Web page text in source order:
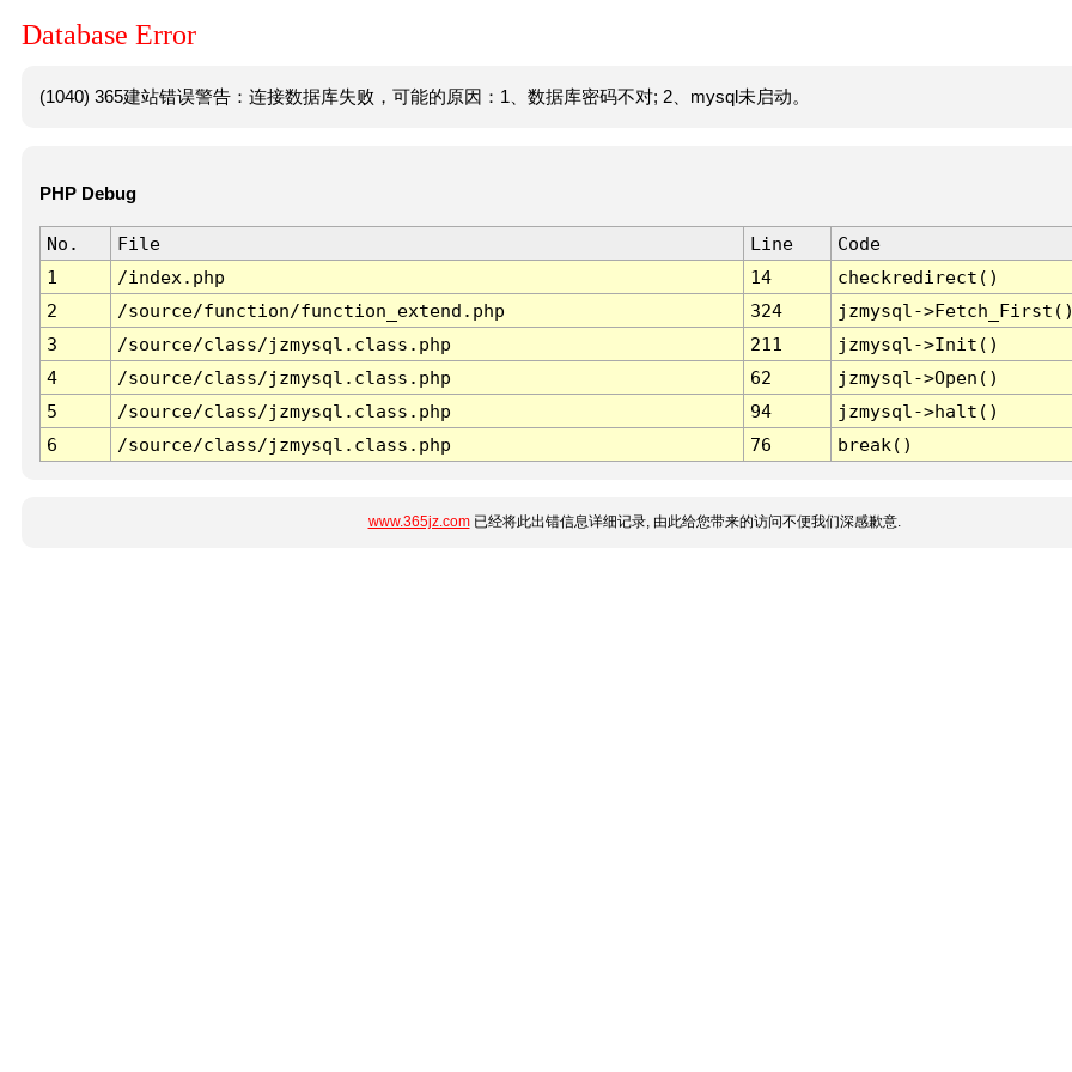
Database Error
(1040) 365建站错误警告：连接数据库失败，可能的原因：1、数据库密码不对; 2、mysql未启动。
PHP Debug
No. File Line
Code
1
/index.php 14
checkredirect()
2
/source/function/function_extend.php 324
jzmysql-
3
/source/class/jzmysql.class.php 211
jzmysql->Init()
4
/source/class/jzmysql.class.php 62
jzmysql->Open()
5
/source/class/jzmysql.class.php 94
jzmysql->halt()
6
/source/class/jzmysql.class.php 76 break()
www.365jz.com已经将此出错信息详细记录, 由此给您带来的访问不便我们深感歉意.